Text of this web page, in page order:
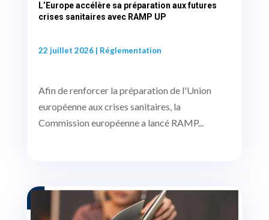
L’Europe accélère sa préparation aux futures
crises sanitaires avec RAMP UP
22 juillet 2026| Réglementation
Afin de renforcer la préparation de l'Union
européenne aux crises sanitaires, la
Commission européenne a lancé RAMP...